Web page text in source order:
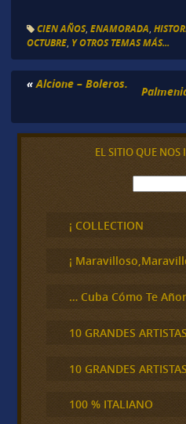
CIEN AÑOS, ENAMORADA
OCTUBRE, Y OTROS TEMAS MÁS...
« Alcione – Boleros.
EL SITIO QUE NOS
B
u
c
a
¡ COLLECTION
¡
… Cuba Cómo Te
10 GRANDES
10 GRANDES
100 % ITALIANO